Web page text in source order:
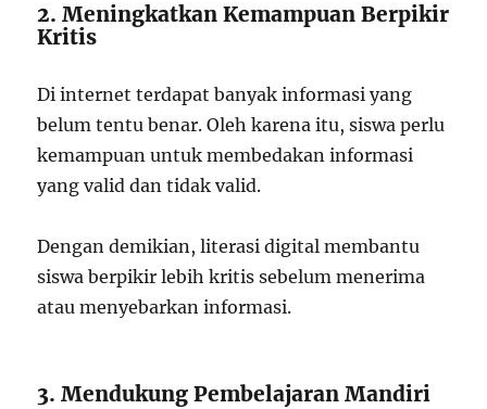
2. Meningkatkan Kemampuan Berpikir
Kritis
Di internet terdapat banyak informasi yang
belum tentu benar. Oleh karena itu, siswa perlu
kemampuan untuk membedakan informasi
yang valid dan tidak valid.
Dengan demikian, literasi digital membantu
siswa berpikir lebih kritis sebelum menerima
atau menyebarkan informasi.
3. Mendukung Pembelajaran Mandiri